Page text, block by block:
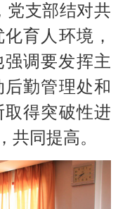
党支部结对共
育人环境，
调要发挥主
勤管理处和
得突破性进
共同提高。